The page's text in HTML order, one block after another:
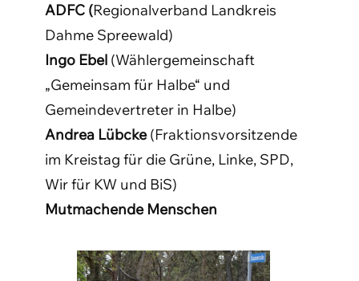
ADFC (Regionalverband Landkreis
Dahme Spreewald)
Ingo Ebel (Wählergemeinschaft
„Gemeinsam für Halbe“ und
Gemeindevertreter in Halbe)
Andrea Lübcke(Fraktionsvorsitzende
im Kreistag für die Grüne, Linke, SPD,
Wir für KW und BiS)
Mutmachende Menschen